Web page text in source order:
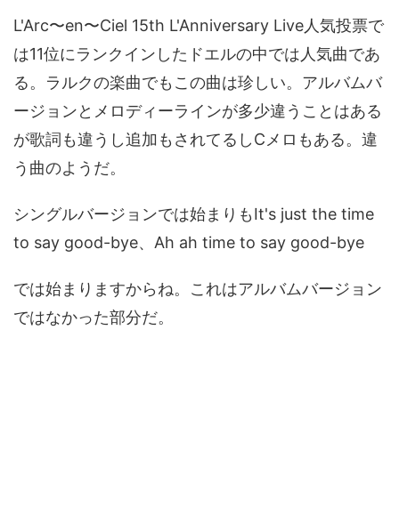
L'Arc〜en〜Ciel 15th L'Anniversary Live人気投票で
は11位にランクインしたドエルの中では人気曲であ
る。ラルクの楽曲でもこの曲は珍しい。アルバムバ
ージョンとメロディーラインが多少違うことはある
が歌詞も違うし追加もされてるしCメロもある。違
う曲のようだ。
シングルバージョンでは始まりもIt's just the time
to say good-bye、Ah ah time to say good-bye
では始まりますからね。これはアルバムバージョン
ではなかった部分だ。